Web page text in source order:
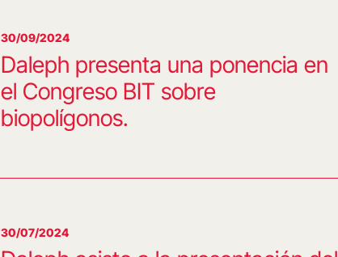
30/09/2024
Daleph presenta una ponencia en
el Congreso BIT sobre
biopolígonos.
30/07/2024